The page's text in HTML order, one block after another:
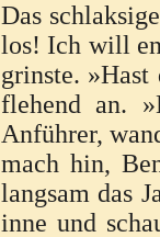
Das
los! Ich will
grinste.
flehend an.
Anführer,
mach hin,
langsam das
inne und